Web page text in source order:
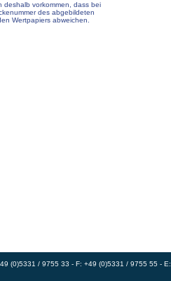
deshalb vorkommen, dass bei
des abgebildeten
Wertpapiers abweichen.
(0)5331 / 9755 33 - F: +49 (0)5331 / 9755 55 - E: